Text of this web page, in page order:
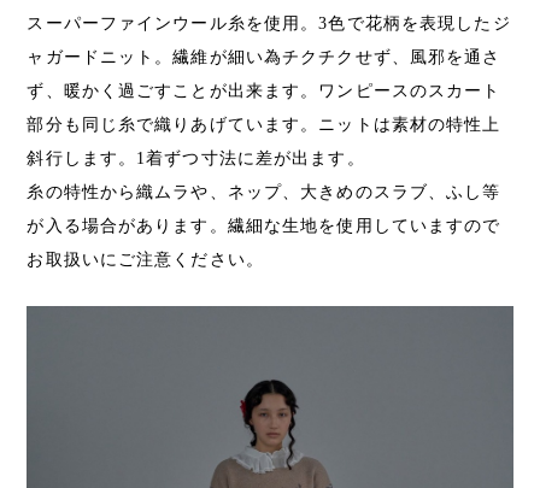
スーパーファインウール糸を使用。3色で花柄を表現したジ
ャガードニット。繊維が細い為チクチクせず、風邪を通さ
ず、暖かく過ごすことが出来ます。ワンピースのスカート
部分も同じ糸で織りあげています。ニットは素材の特性上
斜行します。1着ずつ寸法に差が出ます。
糸の特性から織ムラや、ネップ、大きめのスラブ、ふし等
が入る場合があります。繊細な生地を使用していますので
お取扱いにご注意ください。